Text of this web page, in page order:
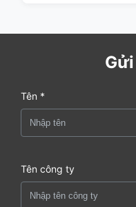
Tên *
Tên công ty